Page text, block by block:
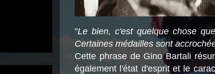
"Le bien, c'est quelque chose
Certaines médailles sont
Cette phrase de Gino Bartali
également l'état d'esprit et le